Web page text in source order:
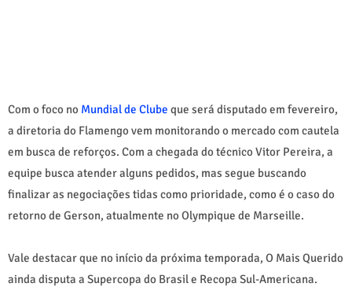
Com o foco no Mundial de Clube que será disputado em fevereiro,
a diretoria do Flamengo vem monitorando o mercado com cautela
em busca de reforços. Com a chegada do técnico Vitor Pereira, a
equipe busca atender alguns pedidos, mas segue buscando
finalizar as negociações tidas como prioridade, como é o caso do
retorno de Gerson, atualmente no Olympique de Marseille.
Vale destacar que no início da próxima temporada, O Mais Querido
ainda disputa a Supercopa do Brasil e Recopa Sul-Americana.